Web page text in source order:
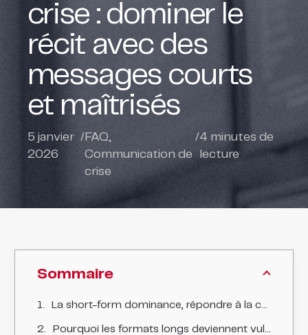
crise : dominer le
récit avec des
messages courts
et maîtrisés
5 janvier
2026
/FAQ,
Communication de
crise
/4 minutes de
lecture
Sommaire
La short-form dominance, répondre à la crise dans un monde de formats courts
Pourquoi les formats longs deviennent vulnérables en situation de crise